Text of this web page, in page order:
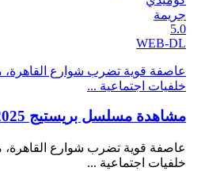
جريمة
5.0
WEB-DL
خلفيات اجتماعية ...
مشاهدة مسلسل بريستيج 2025
خلفيات اجتماعية ...